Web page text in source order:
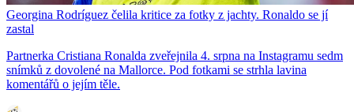
Georgina Rodríguez čelila kritice za fotky z jachty. Ronaldo se jí
zastal
Partnerka Cristiana Ronalda zveřejnila 4. srpna na Instagramu sedm
snímků z dovolené na Mallorce. Pod fotkami se strhla lavina
komentářů o jejím těle.